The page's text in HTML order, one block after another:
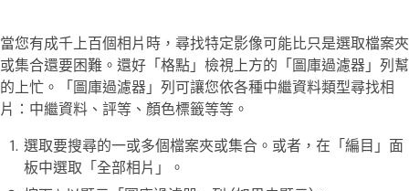
當您有成千上百個相片時，尋找特定影像可能比只是選取檔案夾
或集合還要困難。還好「格點」檢視上方的「圖庫過濾器」列幫
的上忙。「圖庫過濾器」列可讓您依各種中繼資料類型尋找相
片：中繼資料、評等、顏色標籤等等。
選取要搜尋的一或多個檔案夾或集合。或者，在「編目」面
板中選取「全部相片」。